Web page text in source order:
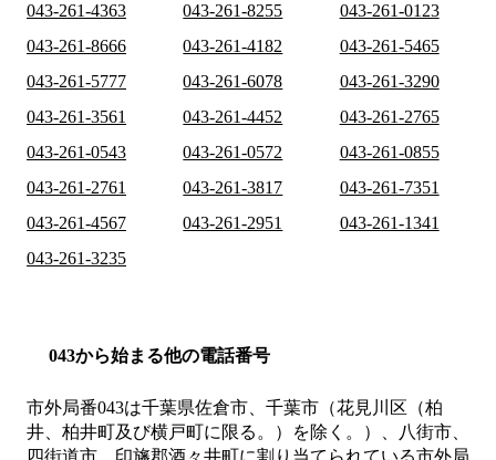
043-261-4363
043-261-8255
043-261-0123
043-261-8666
043-261-4182
043-261-5465
043-261-5777
043-261-6078
043-261-3290
043-261-3561
043-261-4452
043-261-2765
043-261-0543
043-261-0572
043-261-0855
043-261-2761
043-261-3817
043-261-7351
043-261-4567
043-261-2951
043-261-1341
043-261-3235
043から始まる他の電話番号
市外局番043は千葉県佐倉市、千葉市（花見川区（柏
井、柏井町及び横戸町に限る。）を除く。）、八街市、